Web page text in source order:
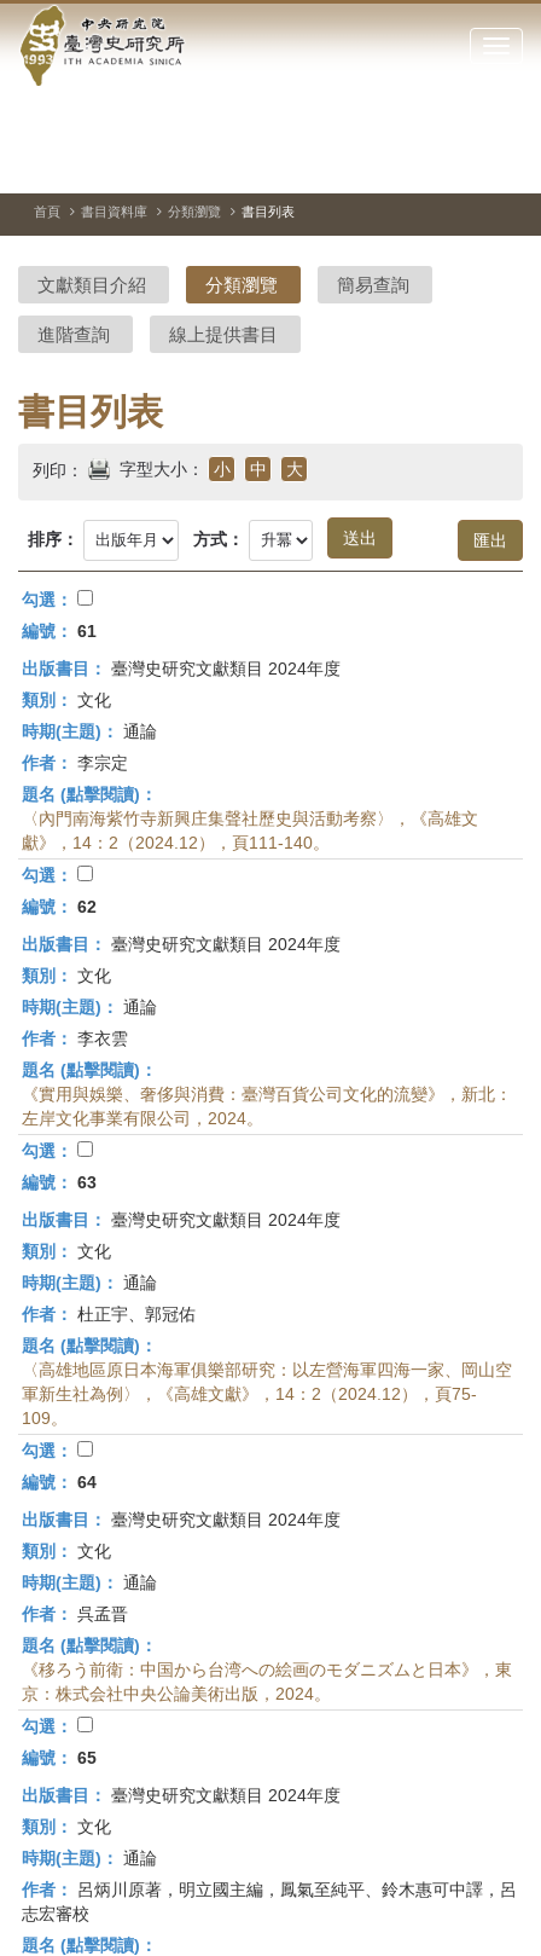
到中
央
院-
臺
灣
史
研
究
首
頁
點
閉
站
停、
圖
圖
結
首頁 書目資料庫 分類瀏覽 書目列表
文獻類目介紹 分類瀏覽 簡易查詢
進階查詢 線上提供書目
書目列表
列印： 字型大小： 小 中 大
排序： 方式：
勾選：
編號： 61
出版書目： 臺灣史研究文獻類目 2024年度
類別： 文化
時期(主題)： 通論
作者： 李宗定
題名 (點擊閱讀)：
〈內門南海紫竹寺新興庄集聲社歷史與活動考察〉，《高雄文
獻》，14：2（2024.12），頁111-140。
勾選：
編號： 62
出版書目： 臺灣史研究文獻類目 2024年度
類別： 文化
時期(主題)： 通論
作者： 李衣雲
題名 (點擊閱讀)：
《實用與娛樂、奢侈與消費：臺灣百貨公司文化的流變》，新北：
左岸文化事業有限公司，2024。
勾選：
編號： 63
出版書目： 臺灣史研究文獻類目 2024年度
類別： 文化
時期(主題)： 通論
作者： 杜正宇、郭冠佑
題名 (點擊閱讀)：
〈高雄地區原日本海軍俱樂部研究：以左營海軍四海一家、岡山空
軍新生社為例〉，《高雄文獻》，14：2（2024.12），頁75-
109。
勾選：
編號： 64
出版書目： 臺灣史研究文獻類目 2024年度
類別： 文化
時期(主題)： 通論
作者： 呉孟晋
題名 (點擊閱讀)：
《移ろう前衛：中国から台湾への絵画のモダニズムと日本》，東
京：株式会社中央公論美術出版，2024。
勾選：
編號： 65
出版書目： 臺灣史研究文獻類目 2024年度
類別： 文化
時期(主題)： 通論
作者：
呂炳川原著，明立國主編，鳳氣至純平、鈴木惠可中譯，呂
志宏審校
題名 (點擊閱讀)：